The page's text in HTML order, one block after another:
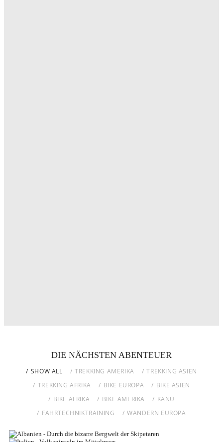
DIE NÄCHSTEN ABENTEUER
SHOW ALL TREKKING AMERIKA
TREKKING ASIEN
TREKKING AFRIKA
BIKE EUROPA
BIKE ASIEN
BIKE AFRIKA
BIKE AMERIKA
KANU
FAHRTECHNIKTRAINING
WANDERN EUROPA